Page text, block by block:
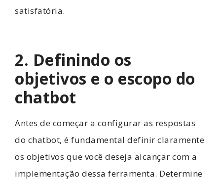
satisfatória.
2. Definindo os
objetivos e o escopo do
chatbot
Antes de começar a configurar as respostas
do chatbot, é fundamental definir claramente
os objetivos que você deseja alcançar com a
implementação dessa ferramenta. Determine